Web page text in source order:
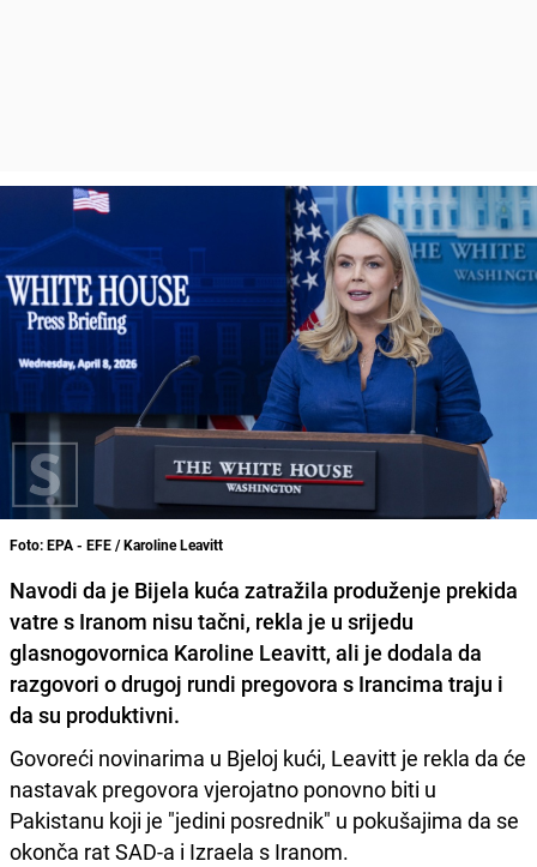
Foto: EPA - EFE / Karoline Leavitt
Navodi da je Bijela kuća zatražila produženje prekida
vatre s Iranom nisu tačni, rekla je u srijedu
glasnogovornica Karoline Leavitt, ali je dodala da
razgovori o drugoj rundi pregovora s Irancima traju i
da su produktivni.
Govoreći novinarima u Bjeloj kući, Leavitt je rekla da će
nastavak pregovora vjerojatno ponovno biti u
Pakistanu koji je "jedini posrednik" u pokušajima da se
okonča rat SAD-a i Izraela s Iranom.